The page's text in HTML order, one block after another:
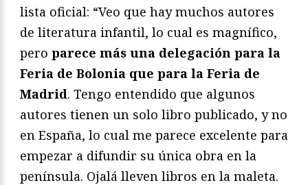
lista oficial: “Veo que hay muchos autores
de literatura infantil, lo cual es magnífico,
pero parece más una delegación para la
Feria de Bolonia que para la Feria de
Madrid. Tengo entendido que algunos
autores tienen un solo libro publicado, y no
en España, lo cual me parece excelente para
empezar a difundir su única obra en la
península. Ojalá lleven libros en la maleta.